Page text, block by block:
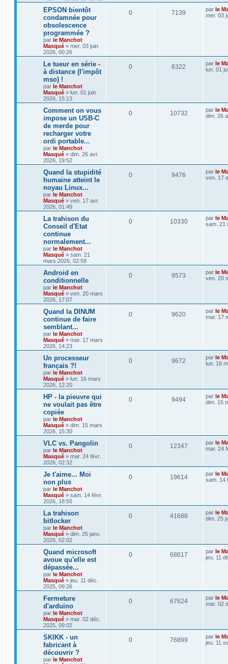
EPSON bientôt
condamnée pour
obsolescence
programmée ?
par le Manchot
Masqué » mer. 03 juin
2026, 00:26
0 7139 par le
mer. 03
Le tueur en série -
à distance (l'impôt
mso) !
par le Manchot
Masqué » lun. 01 juin
2026, 15:13
0 6322 par le
lun. 01
Comment on vous
impose un USB-C
de merde pour
recharger votre
ordi portable...
par le Manchot
Masqué » dim. 26 avr.
2026, 19:52
0 10732 par le
dim. 26
Quand la stupidité
humaine atteint le
noyau Linux...
par le Manchot
Masqué » ven. 17 avr.
2026, 01:49
0 9476 par le
ven. 17
La trahison du
Conseil d'Etat
continue
normalement...
par le Manchot
Masqué » sam. 21
mars 2026, 02:58
0 10330 par le
sam. 21
Android en
conditionnelle
par le Manchot
Masqué » ven. 20 mars
2026, 17:07
0 9573 par le
ven. 20
Quand la DINUM
continue de faire
semblant...
par le Manchot
Masqué » mar. 17 mars
2026, 14:23
0 9620 par le
mar. 17
Un processeur
français ?!
par le Manchot
Masqué » lun. 16 mars
2026, 12:20
0 9672 par le
lun. 16
HP - la pieuvre qui
ne voulait pas être
copiée
par le Manchot
Masqué » dim. 15 mars
2026, 15:30
0 9494 par le
dim. 15
VLC vs. Pangolin
par le Manchot
Masqué » mar. 24 févr.
2026, 02:32
0 12347 par le
mar. 24
Je t'aime... Moi
non plus
par le Manchot
Masqué » sam. 14 févr.
2026, 18:55
0 19614 par le
sam. 14
La trahison
bitlocker
par le Manchot
Masqué » dim. 25 janv.
2026, 02:02
0 41688 par le
dim. 25
Quand microsoft
avoue qu'elle est
dépassée...
par le Manchot
Masqué » jeu. 11 déc.
2025, 09:26
0 68617 par le
jeu. 11
Fermeture
d'arduino
par le Manchot
Masqué » mar. 02 déc.
2025, 09:02
0 67624 par le
mar. 02
SKIKK - un
fabricant à
découvrir ?
par le Manchot
0 76899 par le
jeu. 11